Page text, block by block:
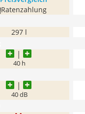
Ratenzahlung
297 l
40 h
40 dB